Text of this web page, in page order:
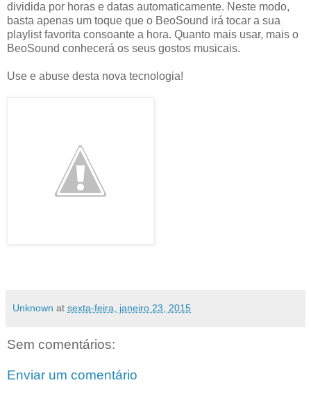
dividida por horas e datas automaticamente. Neste modo,
basta apenas um toque que o BeoSound irá tocar a sua
playlist favorita consoante a hora. Quanto mais usar, mais o
BeoSound conhecerá os seus gostos musicais.
Use e abuse desta nova tecnologia!
Unknown at sexta-feira, janeiro 23, 2015
Sem comentários:
Enviar um comentário